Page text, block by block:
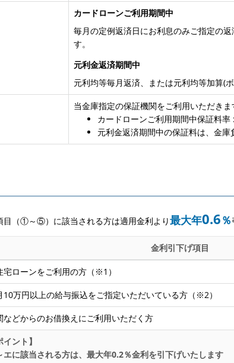
カードローンご利用期間中
毎月の定例返済日にお利息のみご指定の
す。
元利金返済期間中
元利均等毎月返済、または元利均等加算(
当金庫指定の保証機関をご利用いただきま
カードローンご利用期間中保証料
元利金返済期間中の保証料は、金庫
目（①～⑤）に該当される方は適用金利より最大年0.6％
金利引下げ項目
宅ローンをご利用の方（※1）
10万円以上の給与振込をご指定いただいている方（※2）
などからのお借換えにご利用いただく方
イント】
に該当される方は、最大年0.2％金利を引下げいたします